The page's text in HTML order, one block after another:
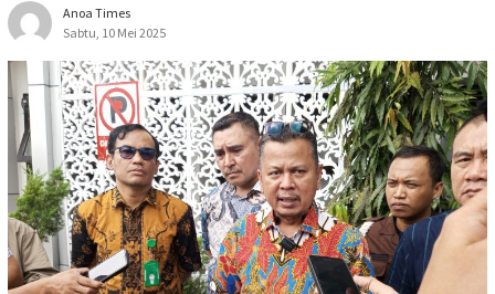
Anoa Times
Sabtu, 10 Mei 2025